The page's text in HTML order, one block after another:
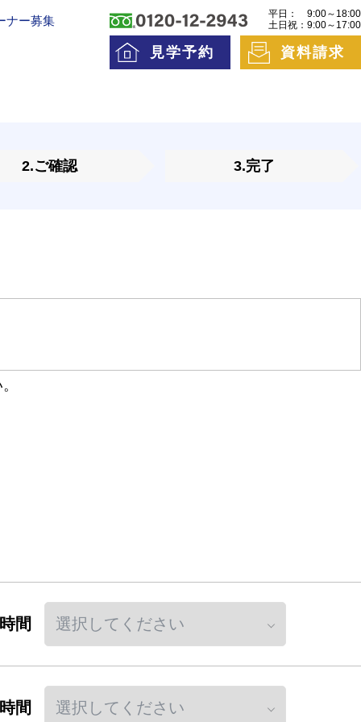
費用とお金について
ナー募集
平日：
土日祝：
9:00～18:00
9:00～17:00
見学予約 資料請求
2.ご確認 3.完了
時間
時間